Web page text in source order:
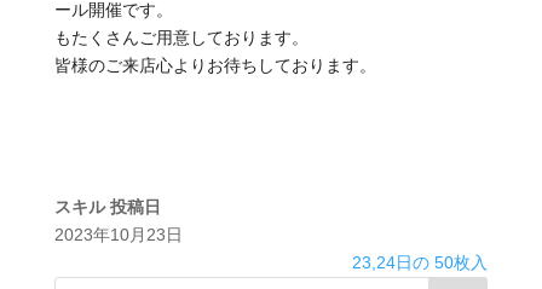
ール開催です。
もたくさんご用意しております。
皆様のご来店心よりお待ちしております。
スキル 投稿日
2023年10月23日
23,24日の 50枚入